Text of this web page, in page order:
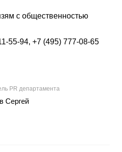
с общественностью
55-94, +7 (495) 777-08-65
PR департамента
Сергей